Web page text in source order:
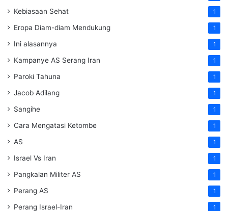
Kebiasaan Sehat 1
Eropa Diam-diam Mendukung 1
Ini alasannya 1
Kampanye AS Serang Iran 1
Paroki Tahuna 1
Jacob Adilang 1
Sangihe 1
Cara Mengatasi Ketombe 1
AS 1
Israel Vs Iran 1
Pangkalan Militer AS 1
Perang AS 1
Perang Israel-Iran 1